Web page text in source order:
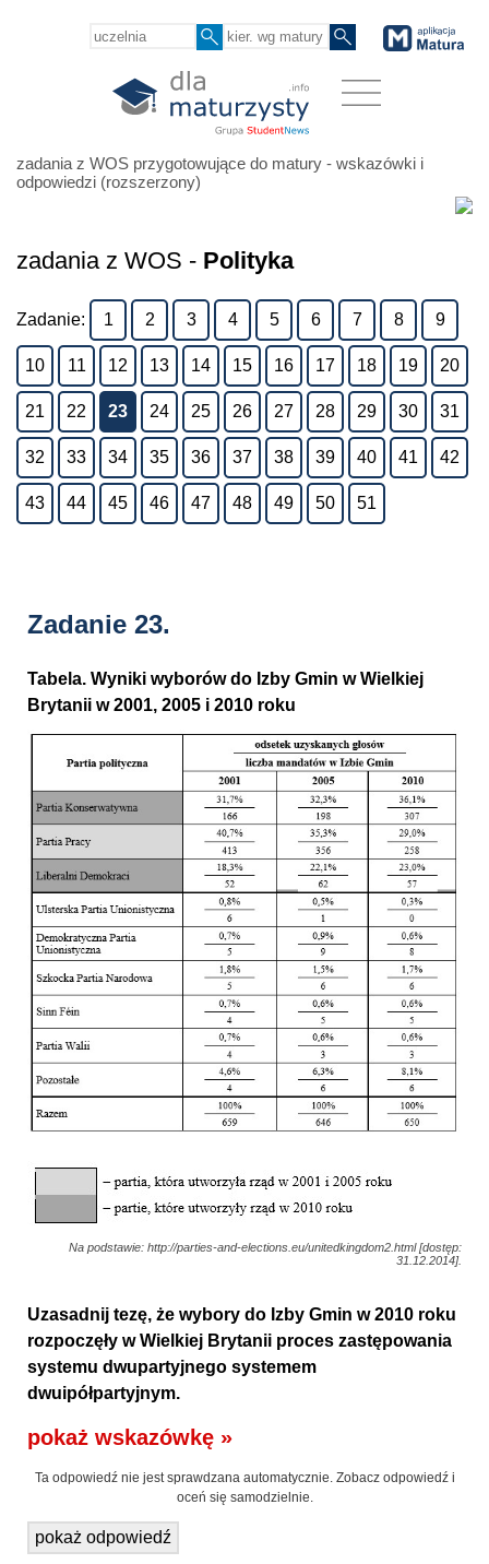
zadania z WOS przygotowujące do matury - wskazówki i
odpowiedzi (rozszerzony)
zadania z WOS - Polityka
Zadanie: 1 2 3 4 5 6 7 8 9
10 11 12 13 14 15 16 17 18 19 20
21 22 23 24 25 26 27 28 29 30 31
32 33 34 35 36 37 38 39 40 41 42
43 44 45 46 47 48 49 50 51
Zadanie 23.
Tabela. Wyniki wyborów do Izby Gmin w Wielkiej
Brytanii w 2001, 2005 i 2010 roku
Na podstawie: http://parties-and-elections.eu/unitedkingdom2.html [dostęp:
31.12.2014].
Uzasadnij tezę, że wybory do Izby Gmin w 2010 roku
rozpoczęły w Wielkiej Brytanii proces zastępowania
systemu dwupartyjnego systemem
dwuipółpartyjnym.
pokaż wskazówkę »
Ta odpowiedź nie jest sprawdzana automatycznie. Zobacz odpowiedź i
oceń się samodzielnie.
pokaż odpowiedź